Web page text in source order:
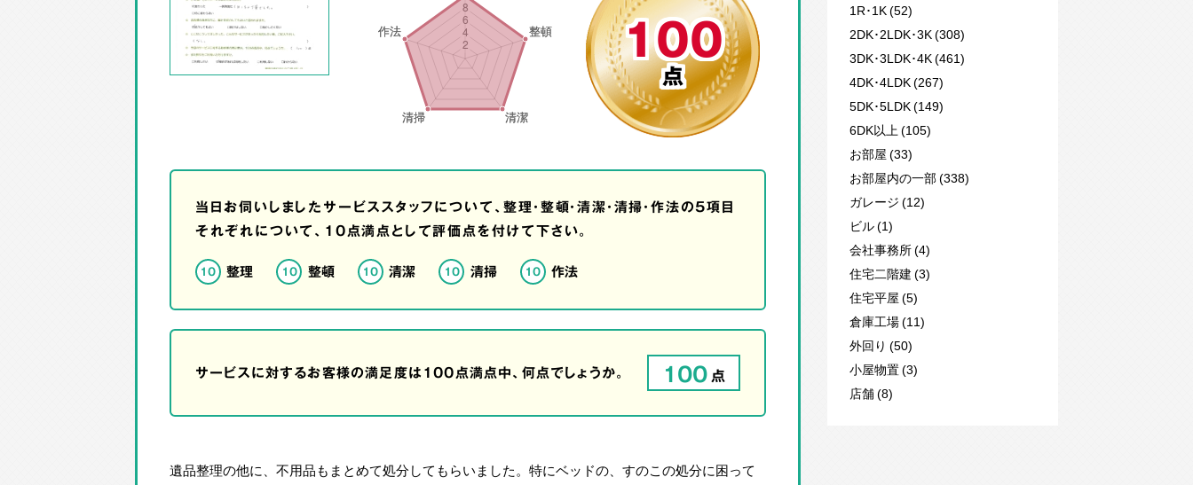
100
点
当日お伺いしましたサービススタッフについて、整理・整頓・清潔・清掃・作法の5項目
それぞれについて、10点満点として評価点を付けて下さい。
10 整理 10 整頓 10 清潔 10 清掃 10 作法
サービスに対するお客様の満足度は100点満点中、何点でしょうか。 100 点
遺品整理の他に、不用品もまとめて処分してもらいました。特にベッドの、すのこの処分に困って
1R･1K (52)
2DK･2LDK･3K (308)
3DK･3LDK･4K (461)
4DK･4LDK (267)
5DK･5LDK (149)
6DK以上 (105)
お部屋 (33)
お部屋内の一部 (338)
ガレージ (12)
ビル (1)
会社事務所 (4)
住宅二階建 (3)
住宅平屋 (5)
倉庫工場 (11)
外回り (50)
小屋物置 (3)
店舗 (8)